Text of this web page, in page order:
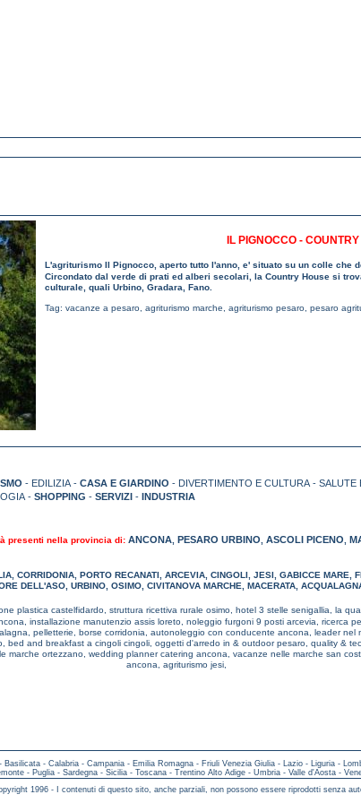
IL PIGNOCCO -
L'agriturismo Il Pignocco, aperto tutto l'anno, e' situato su un colle che
Circondato dal verde di prati ed alberi secolari, la Country House si
culturale, quali Urbino, Gradara, Fano.
Tag: vacanze a pesaro agriturismo marche agriturismo pesaro pesaro
- EDILIZIA - CASA E GIARDINO - DIVERTIMENTO E CULTURA - SALUTE
- SHOPPING - SERVIZI - INDUSTRIA
presenti nella provincia di: ANCONA, PESARO URBINO, ASCOLI PICENO,
, CORRIDONIA, PORTO RECANATI, ARCEVIA, CINGOLI, JESI, GABICCE MARE,
DELL'ASO, URBINO, OSIMO, CIVITANOVA MARCHE, MACERATA,
plastica castelfidardo, struttura ricettiva rurale osimo, hotel 3 stelle senigallia, la
installazione manutenzio assis loreto, noleggio furgoni 9 posti arcevia, ricerca
pelletterie, borse corridonia, autonoleggio con conducente ancona, leader nel
bed and breakfast a cingoli cingoli, oggetti d'arredo in & outdoor pesaro, quality &
marche ortezzano, wedding planner catering ancona, vacanze nelle marche san
ancona, agriturismo jesi,
- Basilicata - Calabria - Campania - Emilia Romagna - Friuli Venezia Giulia - Lazio - Liguria -
- Puglia- Sardegna- Sicilia- Toscana- Trentino Alto Adige- Umbria- Valle d'Aosta-
1996 - I contenuti di questo sito, anche parziali, non possono essere riprodotti senza